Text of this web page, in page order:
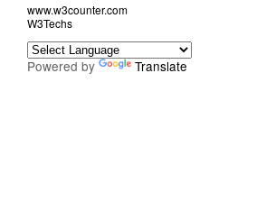
www.w3counter.com
W3Techs
Powered by Translate